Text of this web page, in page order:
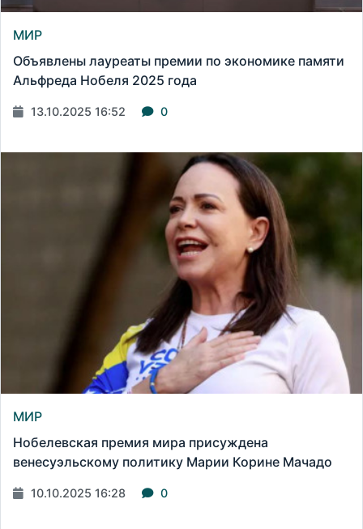
МИР
Объявлены лауреаты премии по экономике памяти
Альфреда Нобеля 2025 года
13.10.2025 16:52 0
МИР
Нобелевская премия мира присуждена
венесуэльскому политику Марии Корине Мачадо
10.10.2025 16:28 0